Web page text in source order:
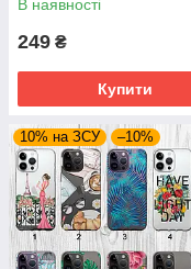
В наявності
249 ₴
Купити
10% на ЗСУ –10%